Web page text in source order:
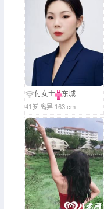
付女士 东城
41岁 离异 163 cm